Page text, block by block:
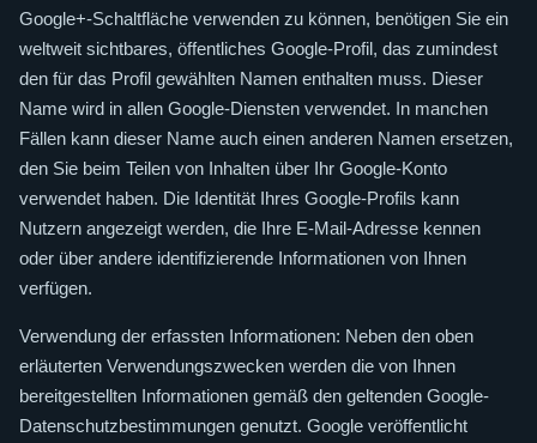
Google+-Schaltfläche verwenden zu können, benötigen Sie ein
weltweit sichtbares, öffentliches Google-Profil, das zumindest
den für das Profil gewählten Namen enthalten muss. Dieser
Name wird in allen Google-Diensten verwendet. In manchen
Fällen kann dieser Name auch einen anderen Namen ersetzen,
den Sie beim Teilen von Inhalten über Ihr Google-Konto
verwendet haben. Die Identität Ihres Google-Profils kann
Nutzern angezeigt werden, die Ihre E-Mail-Adresse kennen
oder über andere identifizierende Informationen von Ihnen
verfügen.
Verwendung der erfassten Informationen: Neben den oben
erläuterten Verwendungszwecken werden die von Ihnen
bereitgestellten Informationen gemäß den geltenden Google-
Datenschutzbestimmungen genutzt. Google veröffentlicht